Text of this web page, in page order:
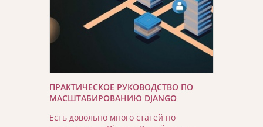
ПРАКТИЧЕСКОЕ РУКОВОДСТВО ПО
МАСШТАБИРОВАНИЮ DJANGO
Есть довольно много статей по